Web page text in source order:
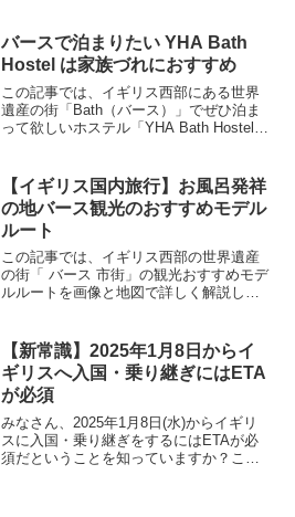
が実現しました。学生で使えるお金も限
られている...
バースで泊まりたい YHA Bath
Hostel は家族づれにおすすめ
この記事では、イギリス西部にある世界
遺産の街「Bath（バース）」でぜひ泊ま
って欲しいホステル「YHA Bath Hostel」
や、家族で泊まりたい方にもおすすめで
す。ま...
【イギリス国内旅行】お風呂発祥
の地バース観光のおすすめモデル
ルート
この記事では、イギリス西部の世界遺産
の街「 バース 市街」の観光おすすめモデ
ルルートを画像と地図で詳しく解説しま
す。ヨーロッパの建築や文化、世界遺産
が好きな方におすすめ...
【新常識】2025年1月8日からイ
ギリスへ入国・乗り継ぎにはETA
が必須
みなさん、2025年1月8日(水)からイギリ
スに入国・乗り継ぎをするにはETAが必
須だということを知っていますか？この